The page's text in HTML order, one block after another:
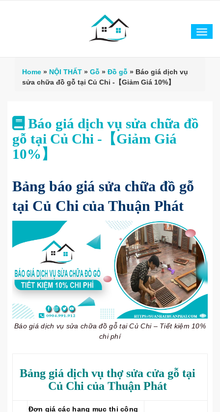
Home » NỘI THẤT » Gỗ » Đồ gỗ » Báo giá dịch vụ
sửa chữa đồ gỗ tại Củ Chi -【Giảm Giá 10%】
Báo giá dịch vụ sửa chữa đồ
gỗ tại Củ Chi -【Giảm Giá
10%】
Bảng báo giá sửa chữa đồ gỗ
tại Củ Chi của Thuận Phát
Báo giá dịch vụ sửa chữa đồ gỗ tại Củ Chi – Tiết kiệm 10%
chi phí
Bảng giá dịch vụ thợ sửa cửa gỗ tại
Củ Chi của Thuận Phát
Đơn giá các hạng mục thi công